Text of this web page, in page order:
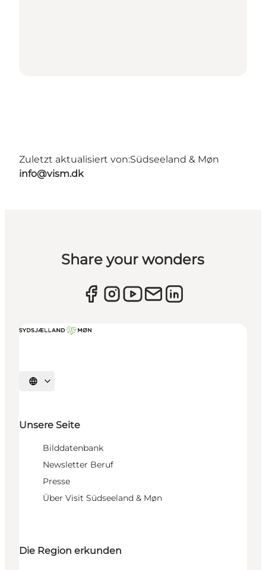
Zuletzt aktualisiert von:Südseeland & Møn
info@vism.dk
Share your wonders
Sprache auswählen
Unsere Seite
Bilddatenbank
Newsletter Beruf
Presse
Über Visit Südseeland & Møn
Die Region erkunden